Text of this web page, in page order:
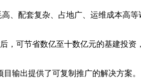
、配套复杂、占地广、运维成本高等
，可节省数亿至十数亿元的基建投资
输出提供了可复制推广的解决方案。